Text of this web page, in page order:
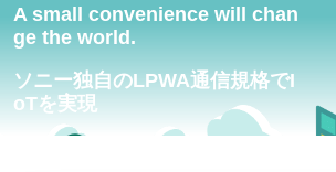
対応製品
A small convenience will chan
ge the world.
ソニー独自のLPWA通信規格でI
oTを実現